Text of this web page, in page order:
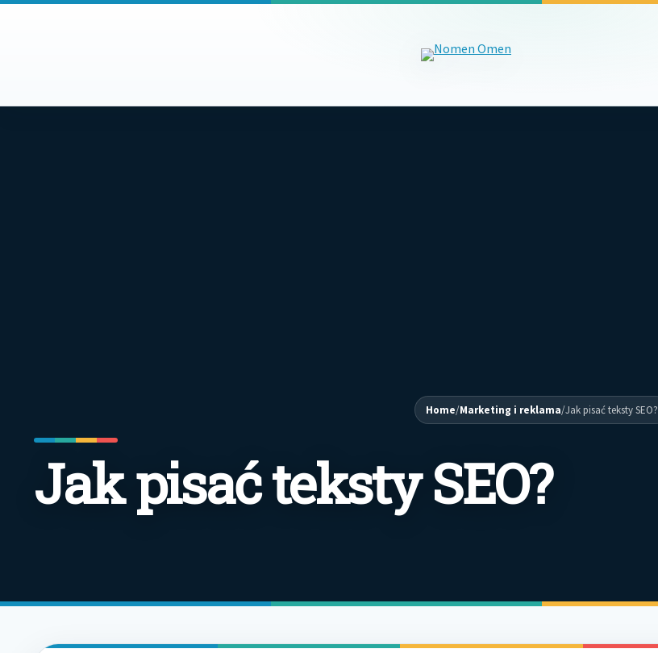
Home/Marketing i reklama/Jak pisać teksty SEO?
Jak pisać teksty SEO?